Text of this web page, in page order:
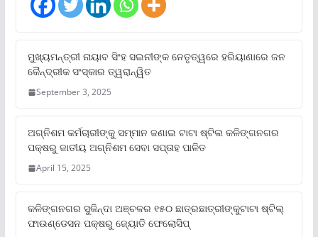
ମୁଖ୍ୟମନ୍ତ୍ରୀ ନାୟାବ ସିଂହ ସଇନୀଙ୍କ ନେତୃତ୍ୱରେ ହରିୟାଣାରେ ଜନ
କୈନ୍ଦ୍ରୀକ ସଂସ୍କାର ତ୍ୱରାନ୍ୱିତ
September 3, 2025
ଅଗ୍ନିଶମ କର୍ମଚାରୀଙ୍କୁ ସମ୍ମାନ ଜଣାଇ ଟାଟା ଷ୍ଟିଲ କଳିଙ୍ଗନଗର
ପକ୍ଷରୁ ଜାତୀୟ ଅଗ୍ନିଶମ ସେବା ସପ୍ତାହ ପାଳିତ
April 15, 2025
କଳିଙ୍ଗନଗର ସୁକିନ୍ଦା ଅଞ୍ଚଳର ୧୫୦ ଛାତ୍ରଛାତ୍ରୀଙ୍କୁଟାଟା ଷ୍ଟିଲ୍
ଫାଉଣ୍ଡେସନ ପକ୍ଷରୁ ଜ୍ୟୋତି ଫେଲୋସିପ୍‌